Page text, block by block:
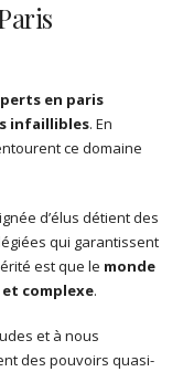
en paris
infaillibles. En
ce domaine
d’élus détient des
qui garantissent
est que le monde
complexe.
et à nous
des pouvoirs quasi-